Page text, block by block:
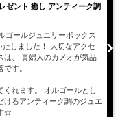
ゼント 癒し アンティーク調
ゴールジュエリーボックス
しました！ 大切なアクセ
は、 貴婦人のカメオが気品
す。
れます。 オルゴールとし
けるアンティーク調のジュエ
☆